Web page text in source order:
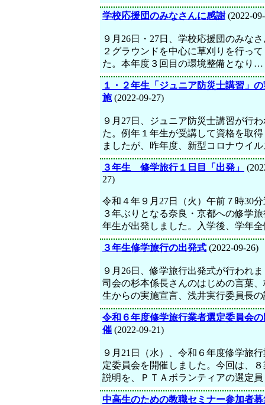
学校応援団のみなさんに感謝(2022-
９月26日・27日、学校応援団のみな
２グラウンドを中心に草刈りを行っ
た。本年度３回目の環境整備となり…
１・２年生「ジュニア防災士講習」
施(2022-09-27)
９月27日、ジュニア防災士講習が行
た。例年１年生が受講して資格を取
ましたが、昨年度、新型コロナウイ
３年生 修学旅行１日目「出発」
27)
令和４年９月27日（火）午前７時30
３年ぶりとなる奈良・京都への修学
年生が出発しました。入学後、学年
３年生修学旅行の出発式 (2022-09-26)
９月26日、修学旅行出発式が行われ
司会の杉本係長さんのはじめの言葉
生からの実施宣言、浅井実行委員長
令和６年度修学旅行業者選定委員会の
催 (2022-09-21)
９月21日（水）、令和６年度修学旅
定委員会を開催しました。今回は、
説明を、ＰＴＡボランティアの選定
中高生のための教職セミナー参加者募